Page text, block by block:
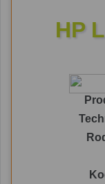
HP